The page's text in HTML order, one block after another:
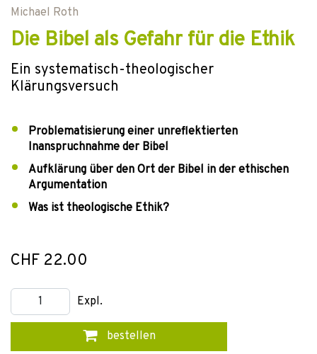
Michael Roth
Die Bibel als Gefahr für die Ethik
Ein systematisch-theologischer
Klärungsversuch
Problematisierung einer unreflektierten
Inanspruchnahme der Bibel
Aufklärung über den Ort der Bibel in der ethischen
Argumentation
Was ist theologische Ethik?
CHF 22.00
Expl.
bestellen